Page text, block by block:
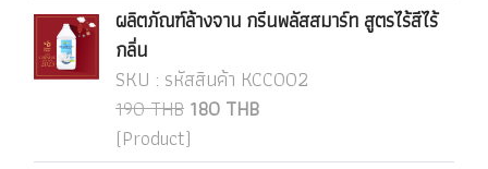
ผลิตภัณฑ์ล้างจาน กรีนพลัสสมาร์ท สูตรไร้สีไร้
กลิ่น
SKU : รหัสสินค้า KCC002
190 THB 180 THB
(Product)